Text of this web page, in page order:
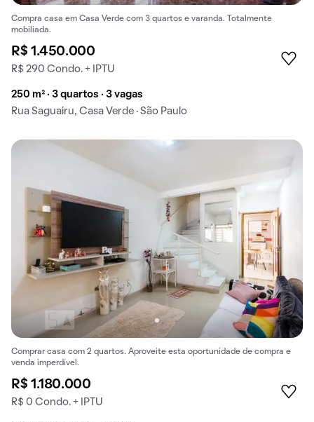
Compra casa em Casa Verde com 3 quartos e varanda. Totalmente
mobiliada.
R$ 1.450.000
R$ 290 Condo. + IPTU
250 m² · 3 quartos · 3 vagas
Rua Saguairu, Casa Verde · São Paulo
Comprar casa com 2 quartos. Aproveite esta oportunidade de compra e
venda imperdível.
R$ 1.180.000
R$ 0 Condo. + IPTU